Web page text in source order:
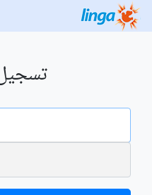
البريد الالكتروني
الكلمة السرية